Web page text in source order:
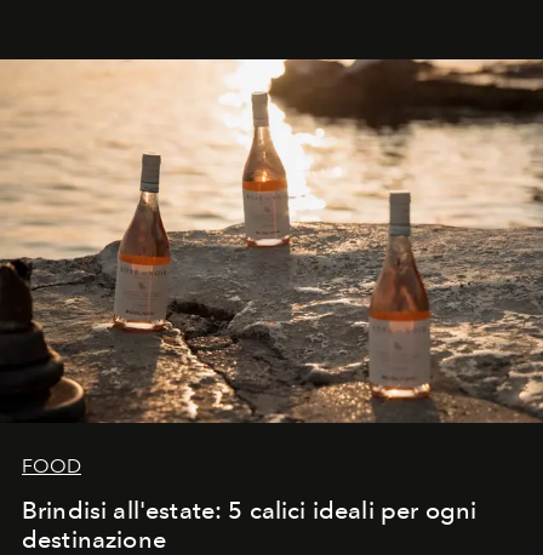
FOOD
Brindisi all'estate: 5 calici ideali per ogni
destinazione